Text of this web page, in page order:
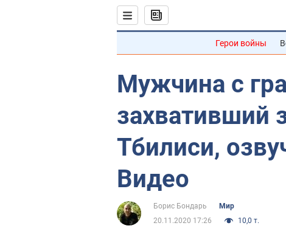
Герои войны
Мужчина с
захвативший
Тбилиси,
Видео
Борис Бондарь
Мир
20.11.2020 17:26
10,0 т.